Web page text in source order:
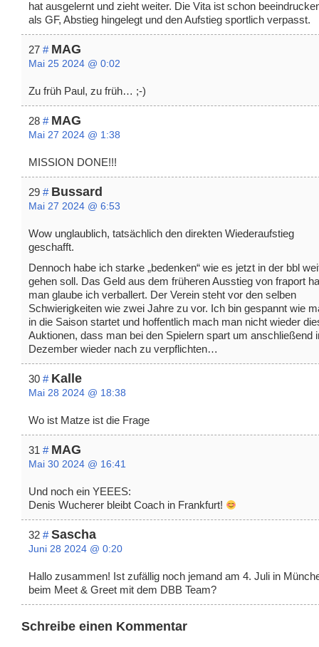
hat ausgelernt und zieht weiter. Die Vita ist schon
als GF, Abstieg hingelegt und den Aufstieg sportlich verpasst.
27 # MAG
Mai 25 2024 @ 0:02
Zu früh Paul, zu früh… ;-)
28 # MAG
Mai 27 2024 @ 1:38
MISSION DONE!!!
29 # Bussard
Mai 27 2024 @ 6:53
Wow unglaublich, tatsächlich den direkten Wiederaufstieg
geschafft.
Dennoch habe ich starke „bedenken“ wie es jetzt in der bbl
gehen soll. Das Geld aus dem früheren Ausstieg von fraport
man glaube ich verballert. Der Verein steht vor den selben
Schwierigkeiten wie zwei Jahre zu vor. Ich bin gespannt wie
in die Saison startet und hoffentlich mach man nicht wieder
Auktionen, dass man bei den Spielern spart um anschließend
Dezember wieder nach zu verpflichten…
30 # Kalle
Mai 28 2024 @ 18:38
Wo ist Matze ist die Frage
31 # MAG
Mai 30 2024 @ 16:41
Und noch ein YEEES:
Denis Wucherer bleibt Coach in Frankfurt!
32 # Sascha
Juni 28 2024 @ 0:20
Hallo zusammen! Ist zufällig noch jemand am 4. Juli in
beim Meet & Greet mit dem DBB Team?
Schreibe einen Kommentar